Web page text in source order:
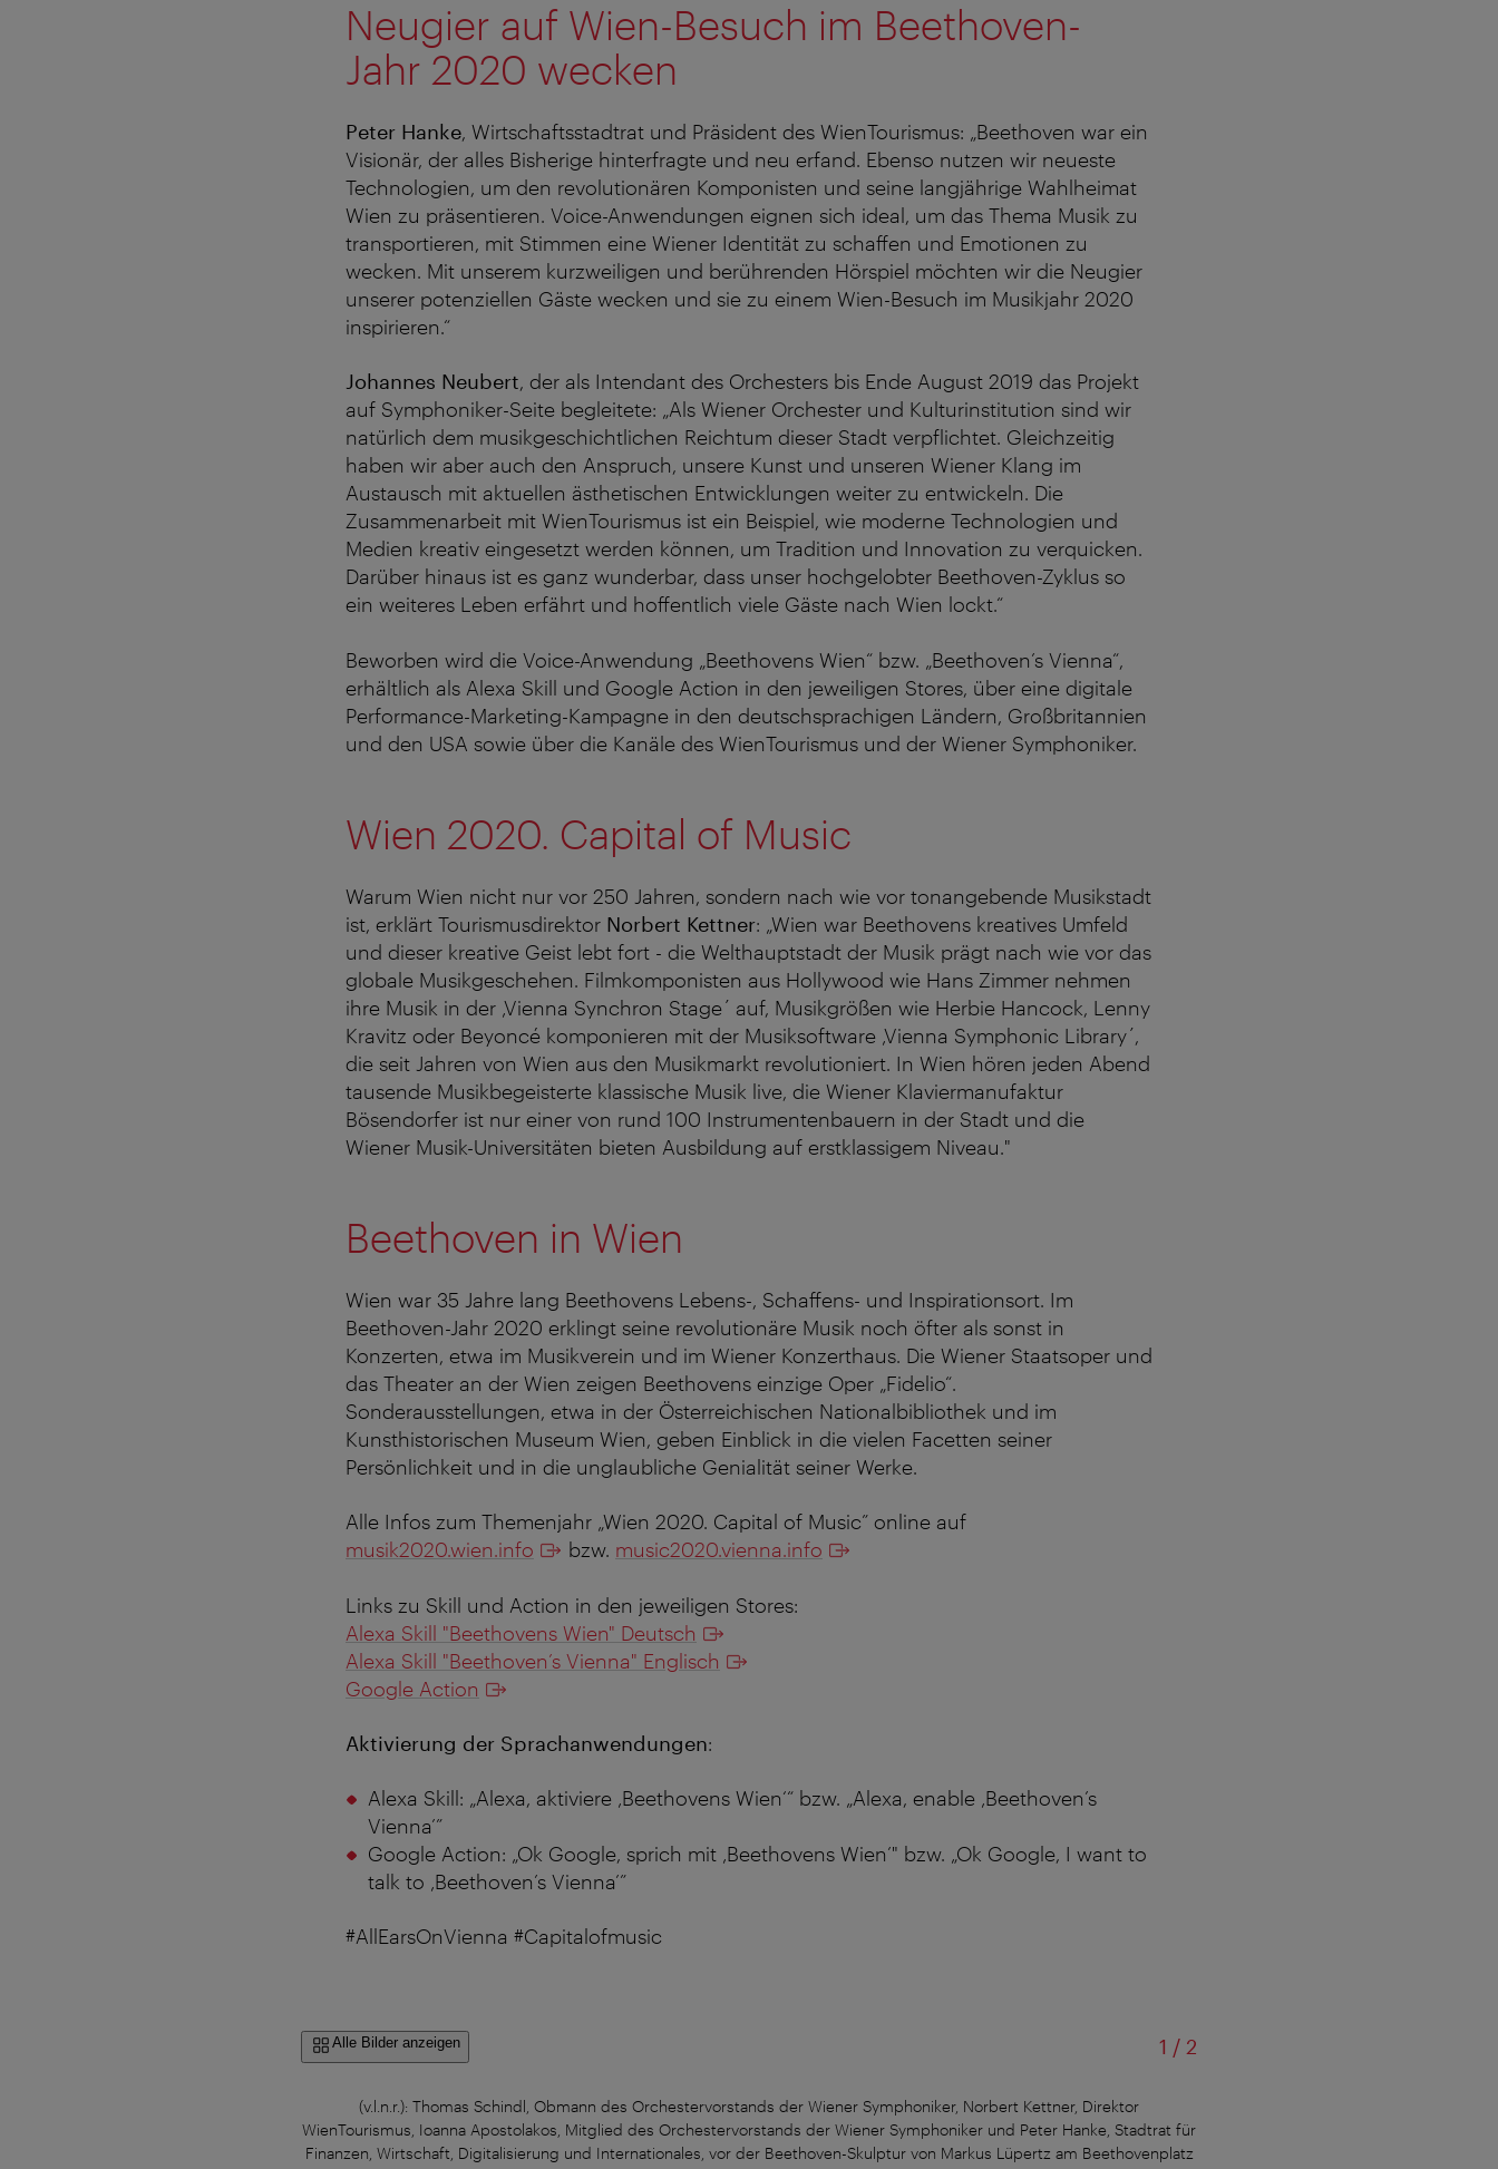
Neugier auf Wien-Besuch im Beethoven-
Jahr 2020 wecken
Peter Hanke, Wirtschaftsstadtrat und Präsident des WienTourismus: „Beethoven war ein
Visionär, der alles Bisherige hinterfragte und neu erfand. Ebenso nutzen wir neueste
Technologien, um den revolutionären Komponisten und seine langjährige Wahlheimat
Wien zu präsentieren. Voice-Anwendungen eignen sich ideal, um das Thema Musik zu
transportieren, mit Stimmen eine Wiener Identität zu schaffen und Emotionen zu
wecken. Mit unserem kurzweiligen und berührenden Hörspiel möchten wir die Neugier
unserer potenziellen Gäste wecken und sie zu einem Wien-Besuch im Musikjahr 2020
inspirieren.“
Johannes Neubert, der als Intendant des Orchesters bis Ende August 2019 das Projekt
auf Symphoniker-Seite begleitete: „Als Wiener Orchester und Kulturinstitution sind wir
natürlich dem musikgeschichtlichen Reichtum dieser Stadt verpflichtet. Gleichzeitig
haben wir aber auch den Anspruch, unsere Kunst und unseren Wiener Klang im
Austausch mit aktuellen ästhetischen Entwicklungen weiter zu entwickeln. Die
Zusammenarbeit mit WienTourismus ist ein Beispiel, wie moderne Technologien und
Medien kreativ eingesetzt werden können, um Tradition und Innovation zu verquicken.
Darüber hinaus ist es ganz wunderbar, dass unser hochgelobter Beethoven-Zyklus so
ein weiteres Leben erfährt und hoffentlich viele Gäste nach Wien lockt.“
Beworben wird die Voice-Anwendung „Beethovens Wien“ bzw. „Beethoven’s Vienna“,
erhältlich als Alexa Skill und Google Action in den jeweiligen Stores, über eine digitale
Performance-Marketing-Kampagne in den deutschsprachigen Ländern, Großbritannien
und den USA sowie über die Kanäle des WienTourismus und der Wiener Symphoniker.
Wien 2020. Capital of Music
Warum Wien nicht nur vor 250 Jahren, sondern nach wie vor tonangebende Musikstadt
ist, erklärt Tourismusdirektor Norbert Kettner: „Wien war Beethovens kreatives Umfeld
und dieser kreative Geist lebt fort - die Welthauptstadt der Musik prägt nach wie vor das
globale Musikgeschehen. Filmkomponisten aus Hollywood wie Hans Zimmer nehmen
ihre Musik in der ‚Vienna Synchron Stage´ auf, Musikgrößen wie Herbie Hancock, Lenny
Kravitz oder Beyoncé komponieren mit der Musiksoftware ‚Vienna Symphonic Library´,
die seit Jahren von Wien aus den Musikmarkt revolutioniert. In Wien hören jeden Abend
tausende Musikbegeisterte klassische Musik live, die Wiener Klaviermanufaktur
Bösendorfer ist nur einer von rund 100 Instrumentenbauern in der Stadt und die
Wiener Musik-Universitäten bieten Ausbildung auf erstklassigem Niveau."
Beethoven in Wien
Wien war 35 Jahre lang Beethovens Lebens-, Schaffens- und Inspirationsort. Im
Beethoven-Jahr 2020 erklingt seine revolutionäre Musik noch öfter als sonst in
Konzerten, etwa im Musikverein und im Wiener Konzerthaus. Die Wiener Staatsoper und
das Theater an der Wien zeigen Beethovens einzige Oper „Fidelio“.
Sonderausstellungen, etwa in der Österreichischen Nationalbibliothek und im
Kunsthistorischen Museum Wien, geben Einblick in die vielen Facetten seiner
Persönlichkeit und in die unglaubliche Genialität seiner Werke.
Alle Infos zum Themenjahr „Wien 2020. Capital of Music” online auf
musik2020.wien.info
bzw. music2020.vienna.info
Links zu Skill und Action in den jeweiligen Stores:
Alexa Skill "Beethovens Wien" Deutsch
Alexa Skill "Beethoven’s Vienna" Englisch
Google Action
Aktivierung der Sprachanwendungen:
Alexa Skill: „Alexa, aktiviere ‚Beethovens Wien‘“ bzw. „Alexa, enable ‚Beethoven’s
Vienna’”
Google Action: „Ok Google, sprich mit ‚Beethovens Wien’" bzw. „Ok Google, I want to
talk to ‚Beethoven’s Vienna’”
#AllEarsOnVienna #Capitalofmusic
Alle Bilder anzeigen 1 /von
2
(v.l.n.r.): Thomas Schindl, Obmann des Orchestervorstands der Wiener Symphoniker, Norbert Kettner, Direktor
WienTourismus, Ioanna Apostolakos, Mitglied des Orchestervorstands der Wiener Symphoniker und Peter Hanke, Stadtrat für
Finanzen, Wirtschaft, Digitalisierung und Internationales, vor der Beethoven-Skulptur von Markus Lüpertz am Beethovenplatz